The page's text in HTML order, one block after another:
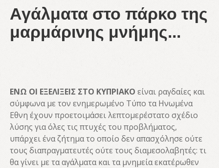
Αγάλματα στο πάρκο της
μαρμάρινης μνήμης...
ΕΝΩ ΟΙ ΕΞΕΛΙΞΕΙΣ ΣΤΟ ΚΥΠΡΙΑΚΟ είναι ραγδαίες και
σύμφωνα με τον ενημερωμένο Τύπο τα Ηνωμένα
Εθνη έχουν προετοιμάσει λεπτομερέστατο σχέδιο
λύσης για όλες τις πτυχές του προβλήματος,
υπάρχει ένα ζήτημα το οποίο δεν απασχόλησε ούτε
τους διαπραγματευτές ούτε τους διαμεσολαβητές: τι
θα γίνει με τα αγάλματα και τα μνημεία εκατέρωθεν